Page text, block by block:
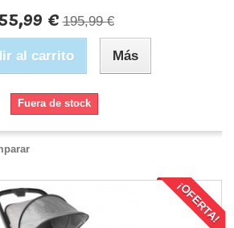
€ 195,99 €
al carrito Más
Fuera de stock
¡OFERTA!